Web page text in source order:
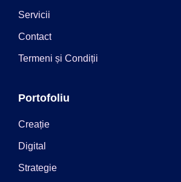
Servicii
Contact
Termeni și Condiții
Portofoliu
Creație
Digital
Strategie